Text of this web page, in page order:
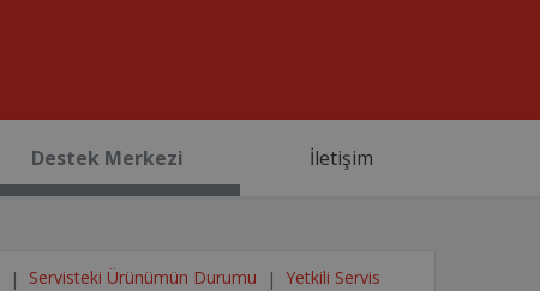
Destek Merkezi İletişim
Servisteki Ürünümün Durumu Yetkili Servis